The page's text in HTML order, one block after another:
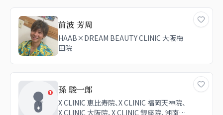
リニック 秋葉原院
前波 芳周
HAAB×DREAM BEAUTY CLINIC 大阪梅
田院
孫 駿一郎
X CLINIC 恵比寿院、X CLINIC 福岡天神院、
X CLINIC 大阪院、X CLINIC 銀座院、湘南美